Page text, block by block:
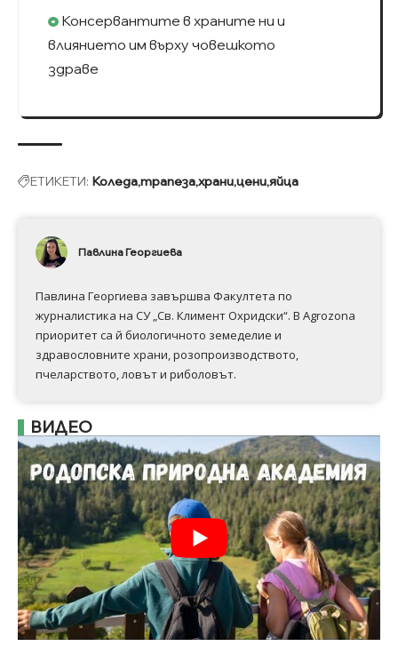
Консервантите в храните ни и
влиянието им върху човешкото
здраве
ЕТИКЕТИ: Коледатрапезахраниценияйца
Павлина Георгиева
Павлина Георгиева завършва Факултета по
журналистика на СУ „Св. Климент Охридски“. В Аgrozona
приоритет са й биологичното земеделие и
здравословните храни, розопроизводството,
пчеларството, ловът и риболовът.
ВИДЕО